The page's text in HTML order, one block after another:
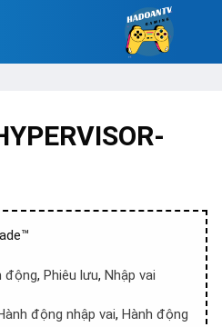
động, Phiêu lưu, Nhập vai
động nhập vai, Hành động